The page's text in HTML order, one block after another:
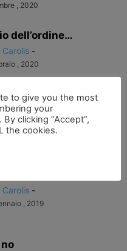
, 2020
dell’ordine…
-
, 2020
Carolis -
, 2019
-
, 2019
to give you the most
your
clicking “Accept”,
the cookies.